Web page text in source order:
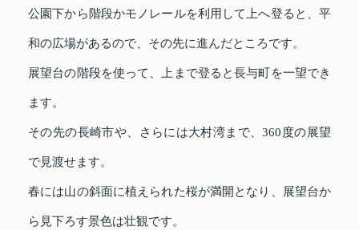
公園下から階段かモノレールを利用して上へ登ると、平
和の広場があるので、その先に進んだところです。
展望台の階段を使って、上まで登ると長与町を一望でき
ます。
その先の長崎市や、さらには大村湾まで、360度の展望
で見渡せます。
春には山の斜面に植えられた桜が満開となり、展望台か
ら見下ろす景色は壮観です。